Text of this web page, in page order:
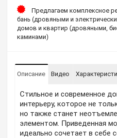
Предлагаем комплексное
бань (дровяными и
домов и квартир (дровяными,
каминами)
Описание Видео
Стильное и современное
интерьеру, которое не
но также станет
элементом. Приведенная
идеально сочетает в себе